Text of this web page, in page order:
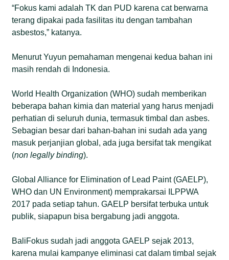
“Fokus kami adalah TK dan PUD karena cat berwarna
terang dipakai pada fasilitas itu dengan tambahan
asbestos,” katanya.
Menurut Yuyun pemahaman mengenai kedua bahan ini
masih rendah di Indonesia.
World Health Organization (WHO) sudah memberikan
beberapa bahan kimia dan material yang harus menjadi
perhatian di seluruh dunia, termasuk timbal dan asbes.
Sebagian besar dari bahan-bahan ini sudah ada yang
masuk perjanjian global, ada juga bersifat tak mengikat
(non legally binding).
Global Alliance for Elimination of Lead Paint (GAELP),
WHO dan UN Environment) memprakarsai ILPPWA
2017 pada setiap tahun. GAELP bersifat terbuka untuk
publik, siapapun bisa bergabung jadi anggota.
BaliFokus sudah jadi anggota GAELP sejak 2013,
karena mulai kampanye eliminasi cat dalam timbal sejak